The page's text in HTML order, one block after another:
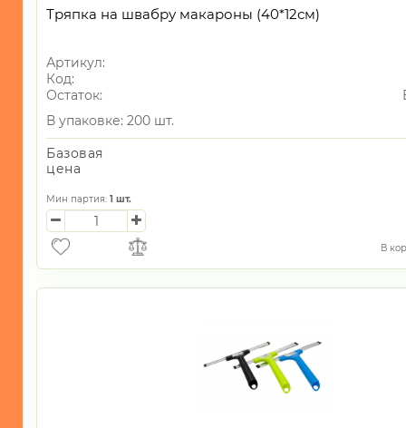
Тряпка на швабру макароны (40*12см)
Артикул:
Код:
Остаток:
В упаковке: 200 шт.
Базовая
цена
Мин партия: 1 шт.
В